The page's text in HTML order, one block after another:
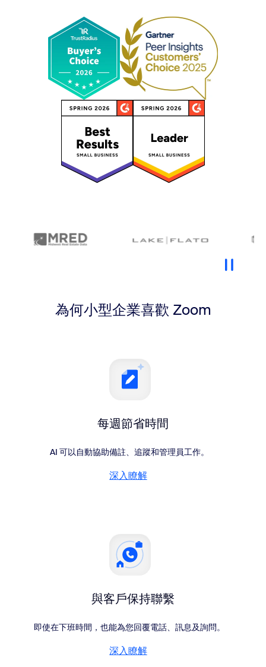
為何小型企業喜歡 Zoom
每週節省時間
AI 可以自動協助備註、追蹤和管理員工作。
深入瞭解深入瞭解
與客戶保持聯繫
即使在下班時間，也能為您回覆電話、訊息及詢問。
深入瞭解深入瞭解